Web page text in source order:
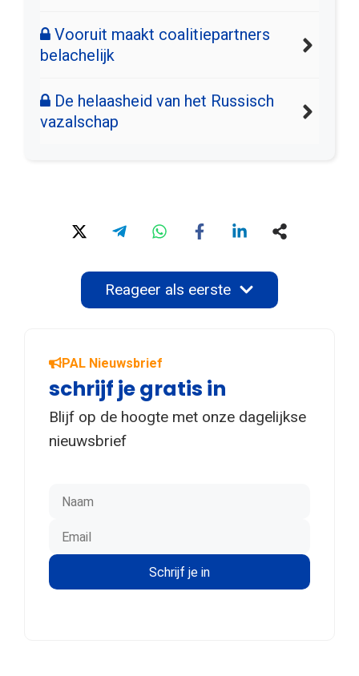
Vooruit maakt coalitiepartners
belachelijk
De helaasheid van het Russisch
vazalschap
Reageer als eerste
PAL Nieuwsbrief
schrijf je gratis in
Blijf op de hoogte met onze dagelijkse
nieuwsbrief